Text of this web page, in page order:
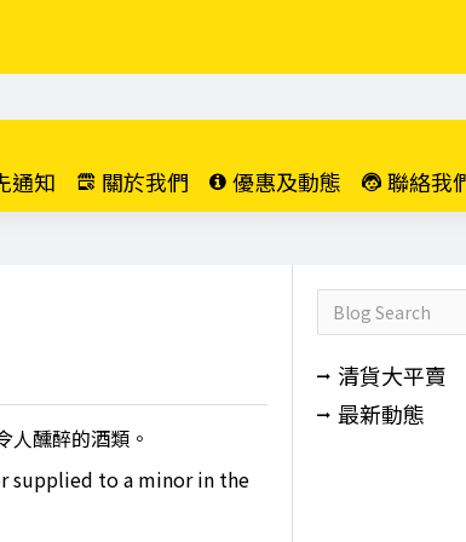
通知 關於我們 優惠及動態 聯絡我
人醺醉的酒類。
supplied to a minor in the
清貨大平賣
最新動態